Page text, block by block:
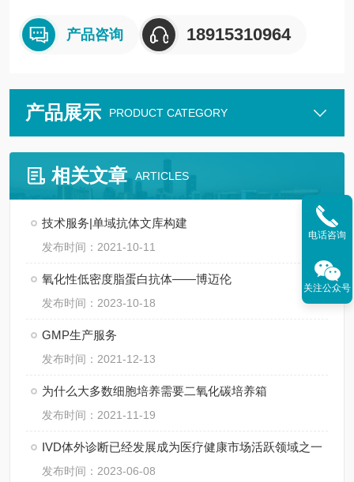
产品咨询 18915310964
产品展示 PRODUCT CATEGORY
相关文章 ARTICLES
技术服务|单域抗体文库构建
发布时间：2021-10-11
氧化性低密度脂蛋白抗体——博迈伦
发布时间：2023-10-18
GMP生产服务
发布时间：2021-12-13
为什么大多数细胞培养需要二氧化碳培养箱
发布时间：2021-11-19
IVD体外诊断已经发展成为医疗健康市场活跃领域之一
发布时间：2023-06-08
电话咨询
关注公众号